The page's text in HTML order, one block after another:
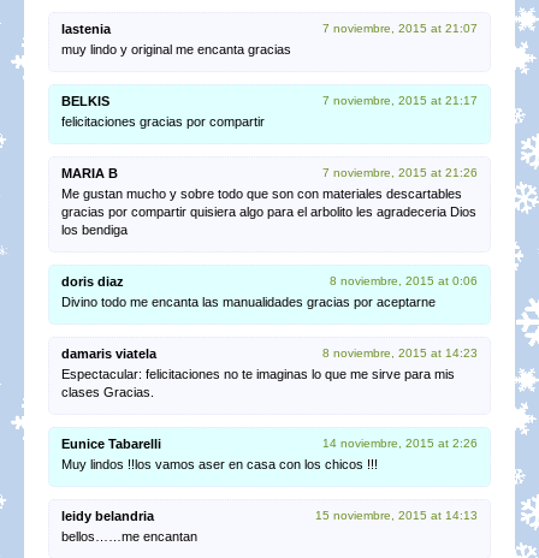
lastenia 7 noviembre, 2015 at 21:07
muy lindo y original me encanta gracias
BELKIS 7 noviembre, 2015 at 21:17
felicitaciones gracias por compartir
MARIA B 7 noviembre, 2015 at 21:26
Me gustan mucho y sobre todo que son con materiales descartables
gracias por compartir quisiera algo para el arbolito les agradeceria Dios
los bendiga
doris diaz 8 noviembre, 2015 at 0:06
Divino todo me encanta las manualidades gracias por aceptarne
damaris viatela 8 noviembre, 2015 at 14:23
Espectacular: felicitaciones no te imaginas lo que me sirve para mis
clases Gracias.
Eunice Tabarelli 14 noviembre, 2015 at 2:26
Muy lindos !!los vamos aser en casa con los chicos !!!
leidy belandria 15 noviembre, 2015 at 14:13
bellos……me encantan